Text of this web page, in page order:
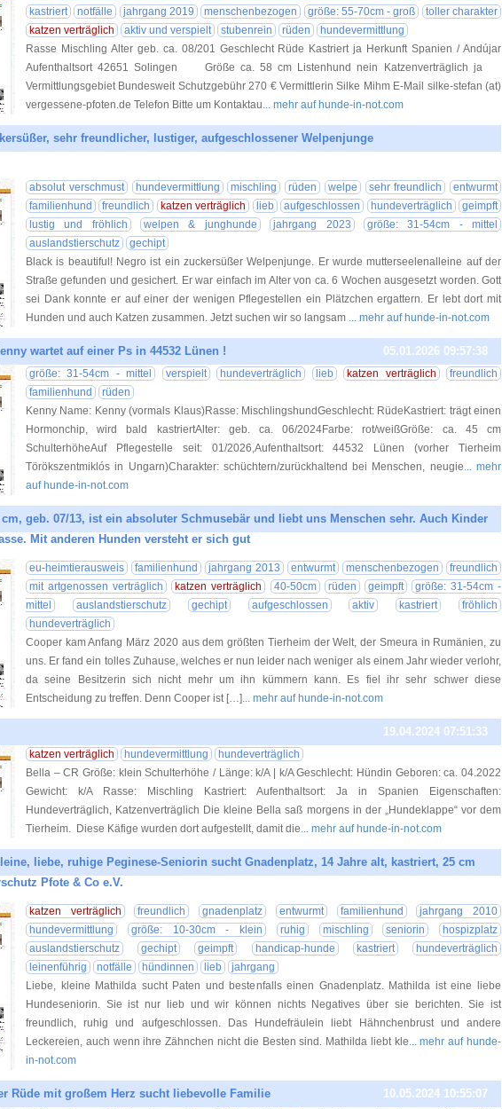
kastriert
notfälle jahrgang 2019 menschenbezogen größe: 55-70cm - groß
toller charakter
katzen verträglich
aktiv und verspielt stubenrein rüden
hundevermittlung
Rasse Mischling Alter geb. ca. 08/201 Geschlecht Rüde Kastriert ja Herkunft Spanien / Andújar
Aufenthaltsort 42651 Solingen Größe ca. 58 cm Listenhund nein Katzenverträglich ja
Vermittlungsgebiet Bundesweit Schutzgebühr 270 € Vermittlerin Silke Mihm E-Mail silke-stefan (at)
vergessene-pfoten.de Telefon Bitte um Kontaktau... mehr auf hunde-in-not.com
sehr freundlicher, lustiger, aufgeschlossener Welpenjunge
absolut verschmust hundevermittlung mischling rüden welpe sehr freundlich
entwurmt
familienhund
freundlich katzen verträglich lieb aufgeschlossen hundeverträglich
geimpft
lustig und fröhlich
welpen & junghunde jahrgang 2023
größe: 31-54cm - mittel
auslandstierschutz
gechipt
Black is beautiful! Negro ist ein zuckersüßer Welpenjunge. Er wurde mutterseelenalleine auf der
Straße gefunden und gesichert. Er war einfach im Alter von ca. 6 Wochen ausgesetzt worden. Gott
sei Dank konnte er auf einer der wenigen Pflegestellen ein Plätzchen ergattern. Er lebt dort mit
Hunden und auch Katzen zusammen. Jetzt suchen wir so langsam ... mehr auf hunde-in-not.com
wartet auf einer Ps in 44532 Lünen ! 05.01.2026 09:57:38
größe: 31-54cm - mittel verspielt hundeverträglich lieb katzen verträglich
freundlich
familienhund
rüden
Kenny Name: Kenny (vormals Klaus)Rasse: MischlingshundGeschlecht: RüdeKastriert: trägt einen
Hormonchip, wird bald kastriertAlter: geb. ca. 06/2024Farbe: rot/weißGröße: ca. 45 cm
SchulterhöheAuf Pflegestelle seit: 01/2026,Aufenthaltsort: 44532 Lünen (vorher Tierheim
Törökszentmiklós in Ungarn)Charakter: schüchtern/zurückhaltend bei Menschen, neugie... mehr
auf hunde-in-not.com
cm, geb. 07/13, ist ein absoluter Schmusebär und liebt uns Menschen sehr. Auch Kinder
Mit anderen Hunden versteht er sich gut
eu-heimtierausweis familienhund jahrgang 2013 entwurmt menschenbezogen
freundlich
mit artgenossen verträglich
katzen verträglich 40-50cm rüden geimpft
größe: 31-54cm -
mittel
auslandstierschutz gechipt aufgeschlossen aktiv kastriert
fröhlich
hundeverträglich
Cooper kam Anfang März 2020 aus dem größten Tierheim der Welt, der Smeura in Rumänien, zu
uns. Er fand ein tolles Zuhause, welches er nun leider nach weniger als einem Jahr wieder verlohr,
da seine Besitzerin sich nicht mehr um ihn kümmern kann. Es fiel ihr sehr schwer diese
Entscheidung zu treffen. Denn Cooper ist […]... mehr auf hunde-in-not.com
19.04.2024 07:51:33
katzen verträglich hundevermittlung
hundeverträglich
Bella – CR Größe: klein Schulterhöhe / Länge: k/A | k/A Geschlecht: Hündin Geboren: ca. 04.2022
Gewicht: k/A Rasse: Mischling Kastriert: Aufenthaltsort: Ja in Spanien Eigenschaften:
Hundeverträglich, Katzenverträglich Die kleine Bella saß morgens in der „Hundeklappe“ vor dem
Tierheim. Diese Käfige wurden dort aufgestellt, damit die... mehr auf hunde-in-not.com
liebe, ruhige Peginese-Seniorin sucht Gnadenplatz, 14 Jahre alt, kastriert, 25 cm
Pfote & Co e.V.
katzen verträglich freundlich gnadenplatz entwurmt familienhund
jahrgang 2010
hundevermittlung
größe: 10-30cm - klein ruhig mischling seniorin
hospizplatz
auslandstierschutz
gechipt geimpft handicap-hunde kastriert
hundeverträglich
leinenführig
notfälle hündinnen lieb
jahrgang
Liebe, kleine Mathilda sucht Paten und bestenfalls einen Gnadenplatz. Mathilda ist eine liebe
Hundeseniorin. Sie ist nur lieb und wir können nichts Negatives über sie berichten. Sie ist
freundlich, ruhig und aufgeschlossen. Das Hundefräulein liebt Hähnchenbrust und andere
Leckereien, auch wenn ihre Zähnchen nicht die Besten sind. Mathilda liebt kle... mehr auf hunde-
in-not.com
Rüde mit großem Herz sucht liebevolle Familie 10.05.2024 10:55:07